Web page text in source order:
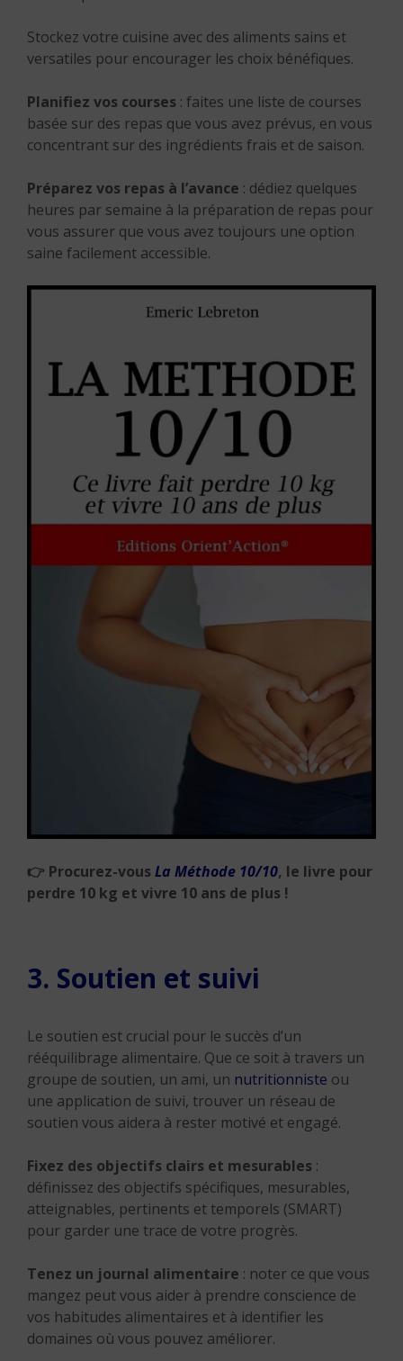
Stockez votre cuisine avec des aliments sains et
versatiles pour encourager les choix bénéfiques.
Planifiez vos courses : faites une liste de courses
basée sur des repas que vous avez prévus, en vous
concentrant sur des ingrédients frais et de saison.
Préparez vos repas à l’avance : dédiez quelques
heures par semaine à la préparation de repas pour
vous assurer que vous avez toujours une option
saine facilement accessible.
👉 Procurez-vous La Méthode 10/10, le livre pour
perdre 10 kg et vivre 10 ans de plus !
3. Soutien et suivi
Le soutien est crucial pour le succès d’un
rééquilibrage alimentaire. Que ce soit à travers un
groupe de soutien, un ami, un nutritionniste ou
une application de suivi, trouver un réseau de
soutien vous aidera à rester motivé et engagé.
Fixez des objectifs clairs et mesurables :
définissez des objectifs spécifiques, mesurables,
atteignables, pertinents et temporels (SMART)
pour garder une trace de votre progrès.
Tenez un journal alimentaire : noter ce que vous
mangez peut vous aider à prendre conscience de
vos habitudes alimentaires et à identifier les
domaines où vous pouvez améliorer.